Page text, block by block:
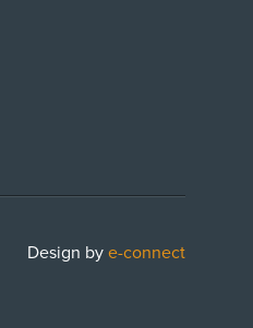
Design bye-connect